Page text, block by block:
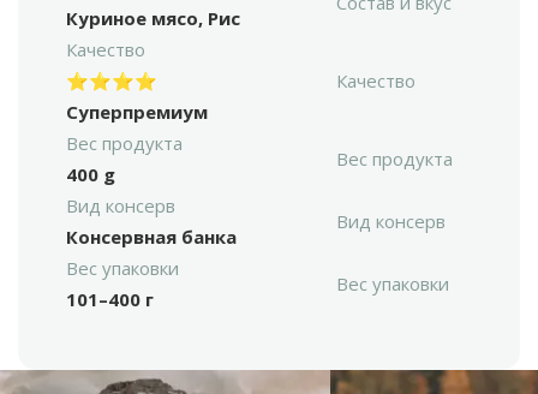
Куриное мясо, Рис
Качество
⭐⭐⭐⭐
Суперпремиум
Качество
Вес продукта
400 g
Вес продукта
Вид консерв
Консервная банка
Вид консерв
Вес упаковки
101–400 г
Вес упаковки